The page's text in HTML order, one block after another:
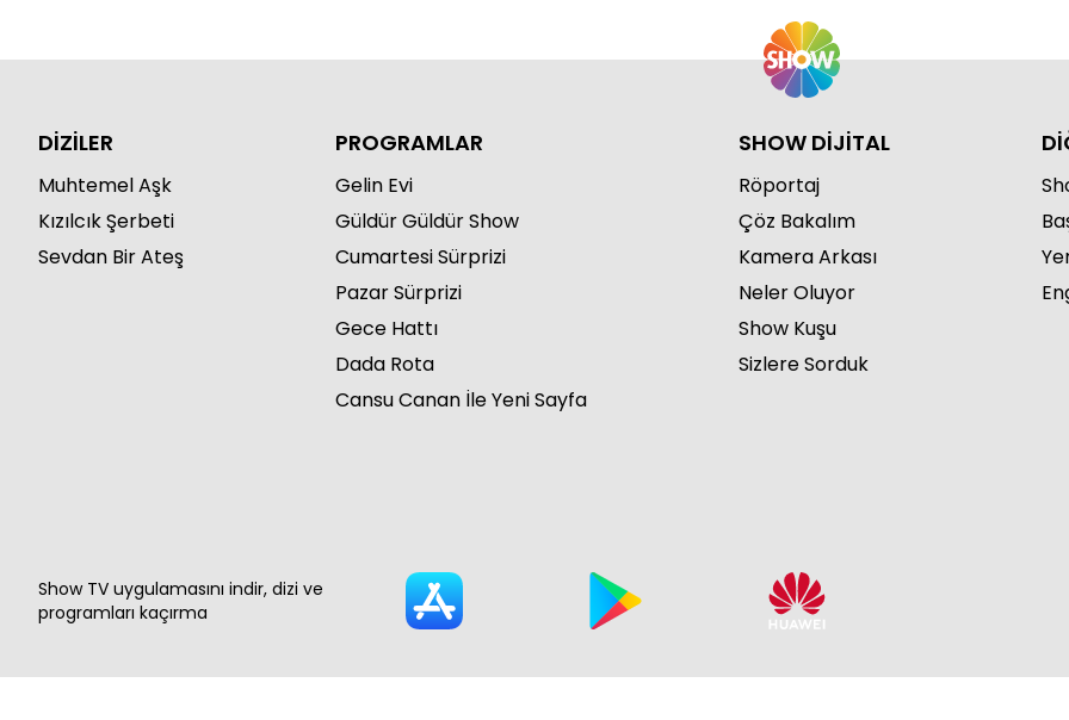
DİZİLER
Muhtemel Aşk
Kızılcık Şerbeti
Sevdan Bir Ateş
PROGRAMLAR
Gelin Evi
Güldür Güldür Show
Cumartesi Sürprizi
Pazar Sürprizi
Gece Hattı
Dada Rota
Cansu Canan İle Yeni Sayfa
SHOW DİJİTAL
Röportaj
Çöz Bakalım
Kamera Arkası
Neler Oluyor
Show Kuşu
Sizlere Sorduk
Show TV uygulamasını indir, dizi ve
programları kaçırma